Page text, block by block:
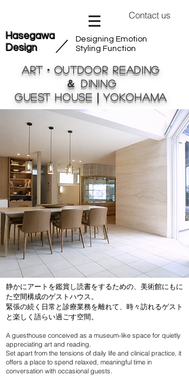
​／
Hasegawa
Design
Contact us
Designing Emotion
Styling Function
Art・Outdoor reading
＆ Dining
Guest House｜Yokohama
静かにアートを鑑賞し読書をするための、美術館にもに
た空間構成のゲストハウス。
緊張の続く日常と診療業務を離れて、時々訪れるゲスト
と楽しく語らい過ごす空間。
A guesthouse conceived as a museum-like space for quietly
appreciating art and reading.
Set apart from the tensions of daily life and clinical practice, it
offers a place to spend relaxed, meaningful time in
conversation with occasional guests.